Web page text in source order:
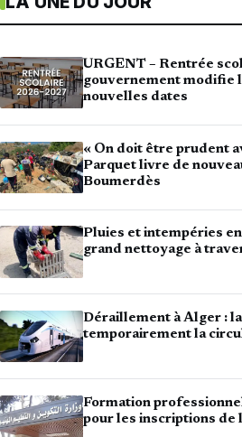
URGENT – Rentrée
gouvernement modifie
nouvelles dates
« On doit être prudent
Parquet livre de
Boumerdès
Pluies et intempéries en
grand nettoyage à
Déraillement à Alger :
temporairement la
Formation
pour les inscriptions de